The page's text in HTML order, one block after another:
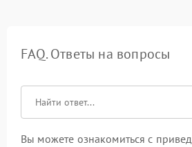
FAQ. Ответы на вопросы
Вы можете ознакомиться с